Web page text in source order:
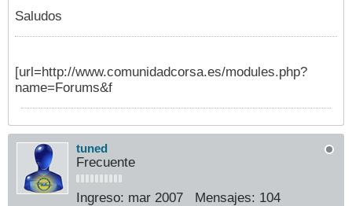
Saludos
[url=http://www.comunidadcorsa.es/modules.php?
name=Forums&f
tuned
Frecuente
Ingreso: mar 2007 Mensajes: 104